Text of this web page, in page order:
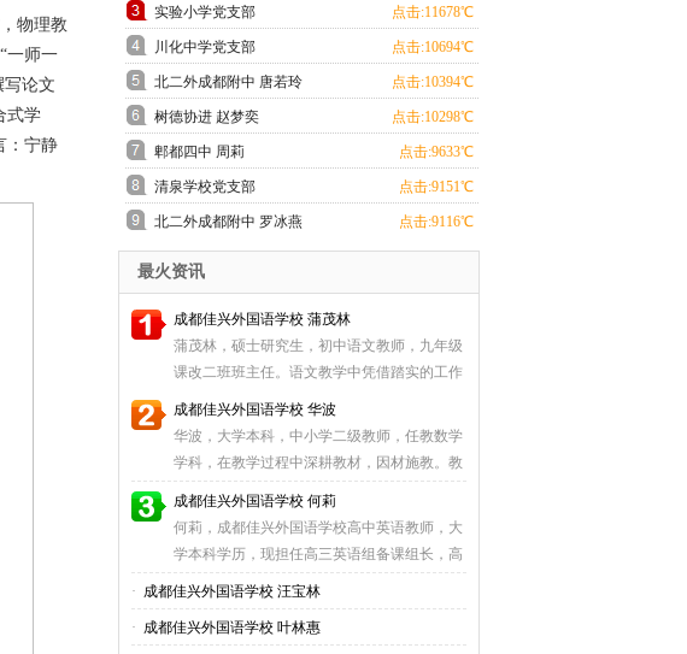
物理教
一师一
写论文
式学
：宁静
实验小学党支部 点击:11678℃
川化中学党支部 点击:10694℃
北二外成都附中 唐若玲 点击:10394℃
树德协进 赵梦奕 点击:10298℃
郫都四中 周莉 点击:9633℃
清泉学校党支部 点击:9151℃
北二外成都附中 罗冰燕 点击:9116℃
最火资讯
成都佳兴外国语学校 蒲茂林
蒲茂林，硕士研究生，初中语文教师，九年级
课改二班班主任。语文教学中凭借踏实的工作
作风和富有 ...
成都佳兴外国语学校 华波
华波，大学本科，中小学二级教师，任教数学
学科，在教学过程中深耕教材，因材施教。教
成都佳兴外国语学校 何莉
何莉，成都佳兴外国语学校高中英语教师，大
学本科学历，现担任高三英语组备课组长，高
三三班班主 ...
· 成都佳兴外国语学校 汪宝林
· 成都佳兴外国语学校 叶林惠